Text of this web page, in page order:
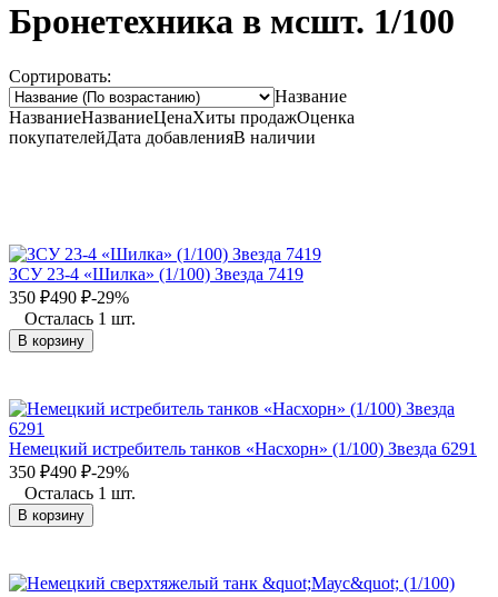
Бронетехника в мсшт. 1/100
Сортировать:
Название
НазваниеНазваниеЦенаХиты продажОценка
покупателейДата добавленияВ наличии
ЗСУ 23-4 «Шилка» (1/100) Звезда 7419
350 ₽490 ₽-29%
Осталась 1 шт.
В корзину
Немецкий истребитель танков «Насхорн» (1/100) Звезда 6291
350 ₽490 ₽-29%
Осталась 1 шт.
В корзину